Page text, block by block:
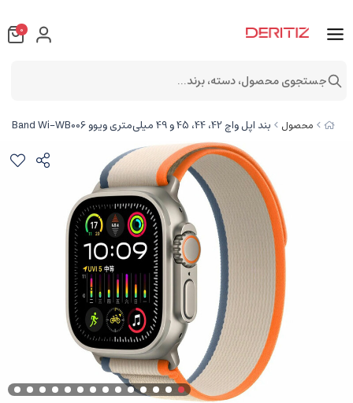
محصول بند اپل واچ 42، 44، 45 و 49 میلی‌متری ویوو WIWU 42/44/45/49mm Nylon Loop Watch Band Wi-WB006
0
جستجوی محصول، دسته، برند...